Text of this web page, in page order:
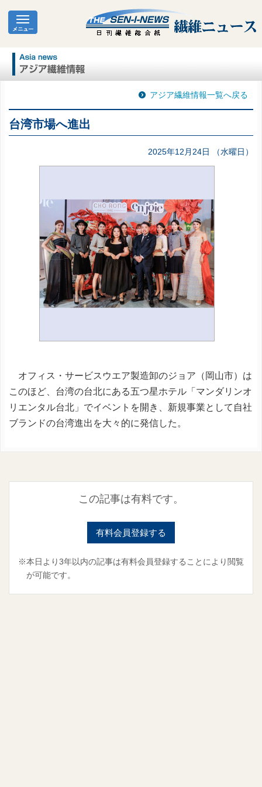
アジア繊維情報一覧へ戻る
台湾市場へ進出
2025年12月24日 （水曜日）
オフィス・サービスウエア製造卸のジョア（岡山市）は
このほど、台湾の台北にある五つ星ホテル「マンダリンオ
リエンタル台北」でイベントを開き、新規事業として自社
ブランドの台湾進出を大々的に発信した。
この記事は有料です。
有料会員登録する
※本日より3年以内の記事は有料会員登録することにより閲覧
が可能です。